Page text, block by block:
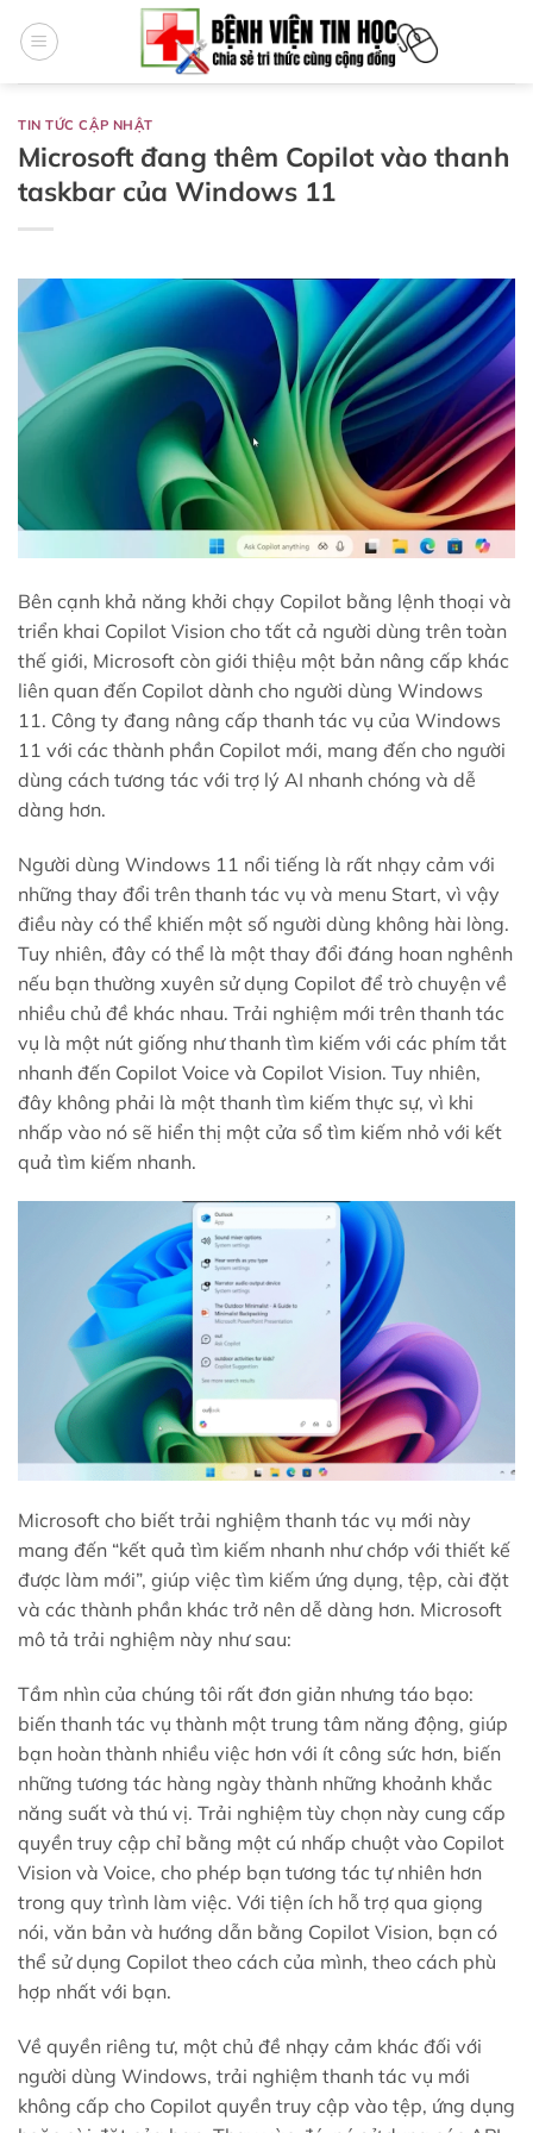
qua
TIN TỨC CẬP NHẬT
Microsoft đang thêm Copilot vào thanh
taskbar của Windows 11
Bên cạnh khả năng khởi chạy Copilot bằng lệnh thoại và
triển khai Copilot Vision cho tất cả người dùng trên toàn
thế giới, Microsoft còn giới thiệu một bản nâng cấp khác
liên quan đến Copilot dành cho người dùng Windows
11. Công ty đang nâng cấp thanh tác vụ của Windows
11 với các thành phần Copilot mới, mang đến cho người
dùng cách tương tác với trợ lý AI nhanh chóng và dễ
dàng hơn.
Người dùng Windows 11 nổi tiếng là rất nhạy cảm với
những thay đổi trên thanh tác vụ và menu Start, vì vậy
điều này có thể khiến một số người dùng không hài lòng.
Tuy nhiên, đây có thể là một thay đổi đáng hoan nghênh
nếu bạn thường xuyên sử dụng Copilot để trò chuyện về
nhiều chủ đề khác nhau. Trải nghiệm mới trên thanh tác
vụ là một nút giống như thanh tìm kiếm với các phím tắt
nhanh đến Copilot Voice và Copilot Vision. Tuy nhiên,
đây không phải là một thanh tìm kiếm thực sự, vì khi
nhấp vào nó sẽ hiển thị một cửa sổ tìm kiếm nhỏ với kết
quả tìm kiếm nhanh.
Microsoft cho biết trải nghiệm thanh tác vụ mới này
mang đến “kết quả tìm kiếm nhanh như chớp với thiết kế
được làm mới”, giúp việc tìm kiếm ứng dụng, tệp, cài đặt
và các thành phần khác trở nên dễ dàng hơn. Microsoft
mô tả trải nghiệm này như sau:
Tầm nhìn của chúng tôi rất đơn giản nhưng táo bạo:
biến thanh tác vụ thành một trung tâm năng động, giúp
bạn hoàn thành nhiều việc hơn với ít công sức hơn, biến
những tương tác hàng ngày thành những khoảnh khắc
năng suất và thú vị. Trải nghiệm tùy chọn này cung cấp
quyền truy cập chỉ bằng một cú nhấp chuột vào Copilot
Vision và Voice, cho phép bạn tương tác tự nhiên hơn
trong quy trình làm việc. Với tiện ích hỗ trợ qua giọng
nói, văn bản và hướng dẫn bằng Copilot Vision, bạn có
thể sử dụng Copilot theo cách của mình, theo cách phù
hợp nhất với bạn.
Về quyền riêng tư, một chủ đề nhạy cảm khác đối với
người dùng Windows, trải nghiệm thanh tác vụ mới
không cấp cho Copilot quyền truy cập vào tệp, ứng dụng